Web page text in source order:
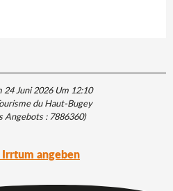
Juni 2026 Um 12:10
du Haut-Bugey
Angebots :7886360)
Irrtum angeben